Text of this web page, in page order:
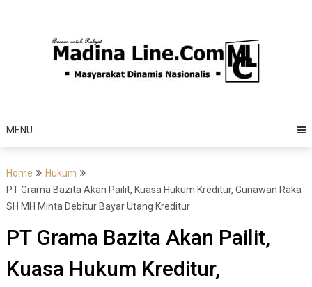
MENU
Home
Hukum
PT Grama Bazita Akan Pailit, Kuasa Hukum Kreditur, Gunawan Raka
SH MH Minta Debitur Bayar Utang Kreditur
PT Grama Bazita Akan Pailit,
Kuasa Hukum Kreditur,